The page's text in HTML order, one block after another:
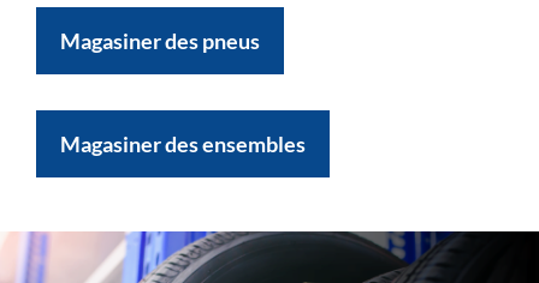
Magasiner des pneus
Magasiner des ensembles